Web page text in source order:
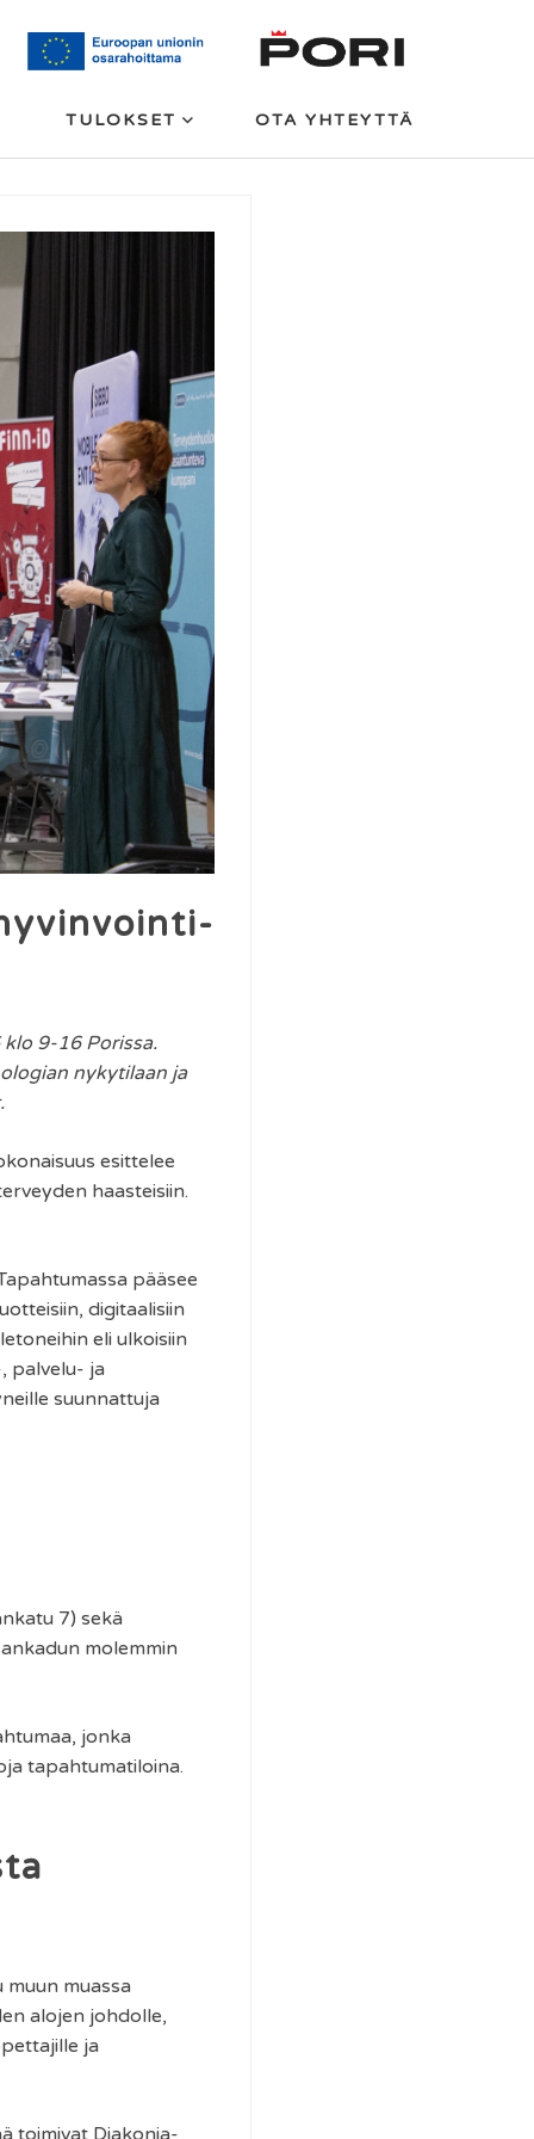
TULOKSET OTA YHTEYTTÄ
9-16 Porissa.
nykytilaan ja
esittelee
haasteisiin.
pääsee
digitaalisiin
eli ulkoisiin
palvelu- ja
suunnattuja
7) sekä
molemmin
jonka
tapahtumatiloina.
muassa
alojen johdolle,
ja